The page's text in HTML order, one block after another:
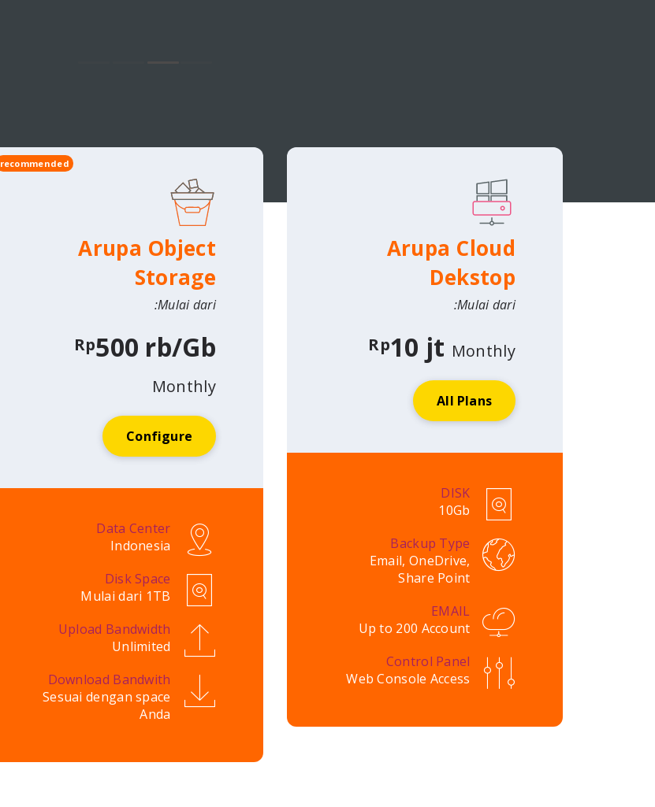
Arupa Cloud
Dekstop
Mulai dari:
Rp10 jt Monthly
All Plans
DISK
10Gb
Backup Type
Email, OneDrive,
Share Point
EMAIL
Up to 200 Account
Control Panel
Web Console Access
recommended
Arupa Object
Storage
Mulai dari:
Rp500 rb/Gb
Monthly
Configure
Data Center
Indonesia
Disk Space
Mulai dari 1TB
Upload Bandwidth
Unlimited
Download Bandwith
Sesuai dengan space
Anda